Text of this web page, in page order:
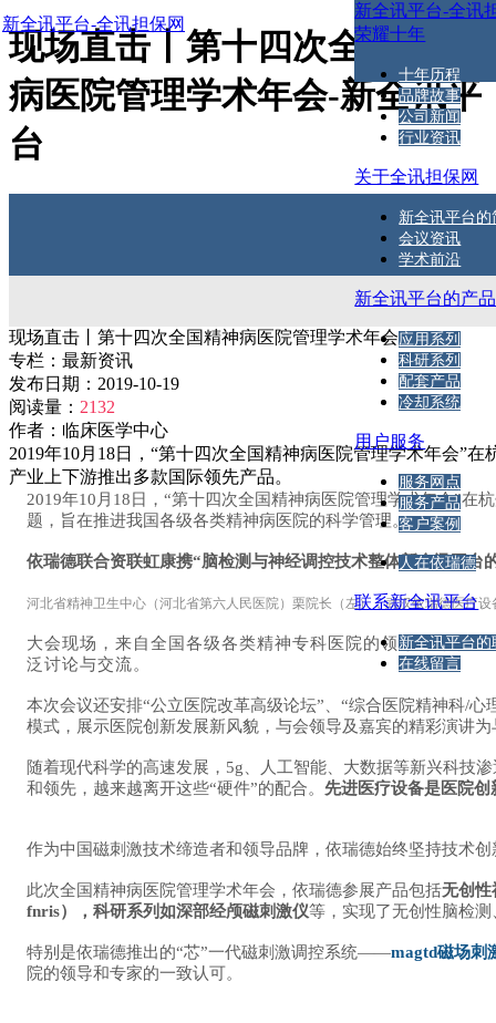
现场直击丨第十四次全国精神
病医院管理学术年会-新全讯平
台
新全讯平台-全讯担保网
新全讯平台-全讯
荣耀十年
十年历程
品牌故事
公司新闻
行业资讯
关于全讯担保网
新全讯平台的
会议资讯
学术前沿
新全讯平台的产
应用系列
科研系列
配套产品
冷却系统
用户服务
服务网点
服务产品
客户案例
人在依瑞德
联系新全讯平台
新全讯平台的
在线留言
现场直击丨第十四次全国精神病医院管理学术年会
专栏： 最新资讯
发布日期： 2019-10-19
阅读量： 2132
作者： 临床医学中心
2019年10月18日，“第十四次全国精神病医院管理学术年会”
产业上下游推出多款国际领先产品。
2019年10月18日，“第十四次全国精神病医院管理学术年会”在
题，旨在推进我国各级各类精神病医院的科学管理。
依瑞德联合资联虹康携“脑检测与神经调控技术整体新全讯平台
河北省精神卫生中心（河北省第六人民医院）栗院长（左），武汉依瑞德医疗
大会现场，来自全国各级各类精神专科医院的领导和专家
泛讨论与交流。
本次会议还安排“公立医院改革高级论坛”、“综合医院精神科/
模式，展示医院创新发展新风貌，与会领导及嘉宾的精彩演讲
随着现代科学的高速发展，5g、人工智能、大数据等新兴科技
和领先，越来越离开这些“硬件”的配合。 先进医疗设备是医院
作为中国磁刺激技术缔造者和领导品牌，依瑞德始终坚持技术
此次全国精神病医院管理学术年会，依瑞德参展产品包括无创性
fnris），科研系列如深部经颅磁刺激仪等，实现了无创性脑检
特别是依瑞德推出的“芯”一代磁刺激调控系统——magtd磁场刺
院的领导和专家的一致认可。